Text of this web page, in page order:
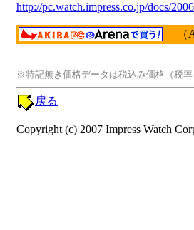
http://pc.watch.impress.co.jp/docs/
（
※特記無き価格データは税込み価格（税率
戻る
Copyright (c) 2007 Impress Watch